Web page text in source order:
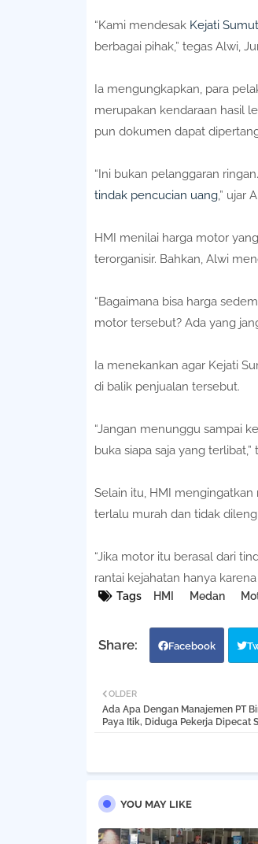
“Kami mendesak Kejati Sumut
berbagai pihak,” tegas Alwi,
Ia mengungkapkan, para
merupakan kendaraan hasil
pun dokumen dapat
“Ini bukan pelanggaran
tindak pencucian uang,” ujar
HMI menilai harga motor
terorganisir. Bahkan, Alwi
“Bagaimana bisa harga
motor tersebut? Ada yang
Ia menekankan agar Kejati
di balik penjualan tersebut.
“Jangan menunggu sampai
buka siapa saja yang terlibat,”
Selain itu, HMI
terlalu murah dan tidak
“Jika motor itu berasal dari
rantai kejahatan hanya
Tags HMI Medan
Facebook
OLDER
Ada Apa Dengan Manajemen PT
Paya Itik, Diduga Pekerja Dipecat
YOU MAY LIKE